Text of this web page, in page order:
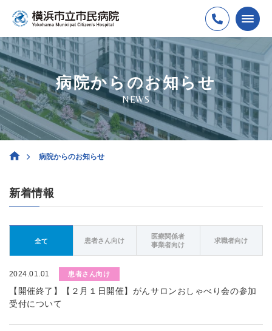
病院からのお知らせ
NEWS
病院からのお知らせ
新着情報
全て 患者さん向け
医療関係者
事業者向け
求職者向け
2024.01.01 患者さん向け
【開催終了】【２月１日開催】がんサロンおしゃべり会の参加
受付について